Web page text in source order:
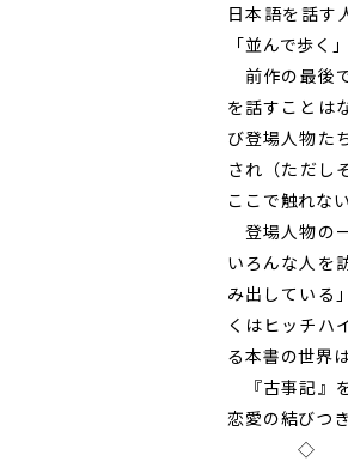
日本語を話す
「並んで歩く
前作の最後
を話すことは
び登場人物た
され（ただし
ここで触れな
登場人物の
いろんな人を
み出している
くはヒッチハ
る本書の世界
『古事記』
恋愛の結びつ
◇